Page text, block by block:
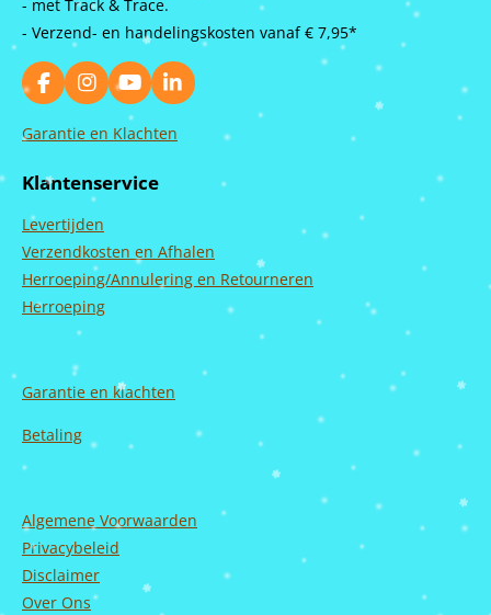
- met Track & Trace.
- Verzend- en handelingskosten vanaf € 7,95*
F
a
c
b
o
k
I
n
s
g
a
m
Y
o
u
u
b
L
i
n
Garantie en Klachten
Klantenservice
Levertijden
Verzendkosten en Afhalen
Herroeping/Annulering en Retourneren
Herroeping
Garantie en klachten
Betaling
Algemene Voorwaarden
Privacybeleid
Disclaimer
Over Ons